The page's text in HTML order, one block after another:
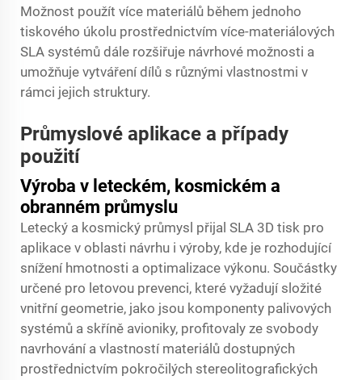
Možnost použít více materiálů během jednoho
tiskového úkolu prostřednictvím více-materiálových
SLA systémů dále rozšiřuje návrhové možnosti a
umožňuje vytváření dílů s různými vlastnostmi v
rámci jejich struktury.
Průmyslové aplikace a případy
použití
Výroba v leteckém, kosmickém a
obranném průmyslu
Letecký a kosmický průmysl přijal SLA 3D tisk pro
aplikace v oblasti návrhu i výroby, kde je rozhodující
snížení hmotnosti a optimalizace výkonu. Součástky
určené pro letovou prevenci, které vyžadují složité
vnitřní geometrie, jako jsou komponenty palivových
systémů a skříně avioniky, profitovaly ze svobody
navrhování a vlastností materiálů dostupných
prostřednictvím pokročilých stereolitografických